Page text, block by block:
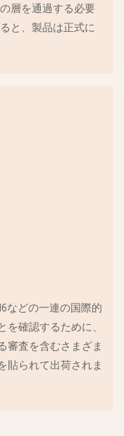
層を通過する必要
と、製品は正式に
などの一連の国際的
確認するために、
審査を含むさまざま
貼られて出荷されま